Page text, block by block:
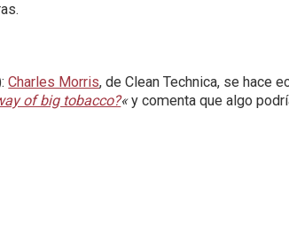
Charles Morris, de Clean Technica, se hace
of big tobacco?«y comenta que algo